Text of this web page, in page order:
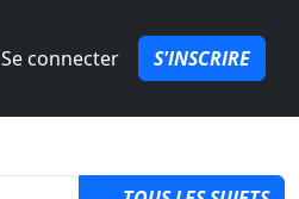
Se connecter S'INSCRIRE